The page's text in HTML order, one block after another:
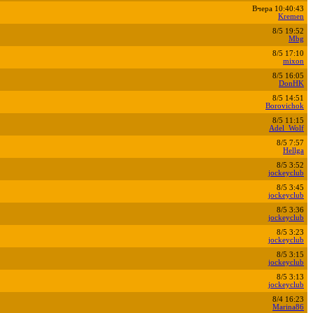
Вчера 10:40:43
Kremen
8/5 19:52
Mbg
8/5 17:10
mixon
8/5 16:05
DonHK
8/5 14:51
Borovichok
8/5 11:15
Adel_Wolf
8/5 7:57
Hellga
8/5 3:52
jockeyclub
8/5 3:45
jockeyclub
8/5 3:36
jockeyclub
8/5 3:23
jockeyclub
8/5 3:15
jockeyclub
8/5 3:13
jockeyclub
8/4 16:23
Marina86